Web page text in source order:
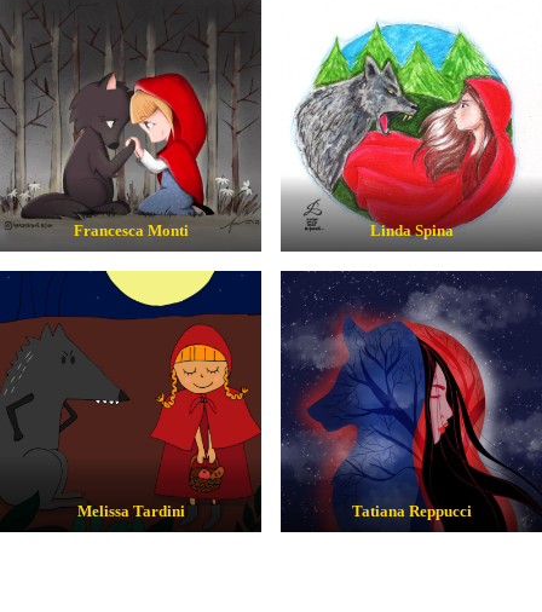
Francesca Monti Linda Spina
Melissa Tardini Tatiana Reppucci